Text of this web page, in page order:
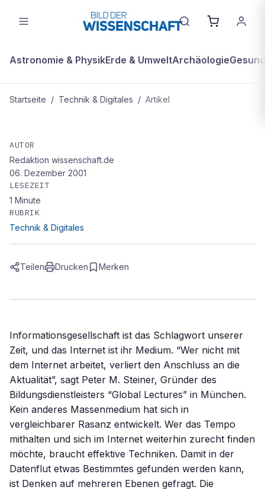
Astronomie & PhysikErde & UmweltArchäologie
Startseite / Technik & Digitales / Artikel
Vor dem Klicken denken - auf
Informationssuche im Internet
AUTOR
Redaktion wissenschaft.de
06. Dezember 2001
LESEZEIT
1 Minute
RUBRIK
Technik & Digitales
Teilen Drucken Merken
Informationsgesellschaft ist das Schlagwort unserer
Zeit, und das Internet ist ihr Medium. “Wer nicht mit
dem Internet arbeitet, verliert den Anschluss an die
Aktualität”, sagt Peter M. Steiner, Gründer des
Bildungsdienstleisters “Global Lectures” in München.
Kein anderes Massenmedium hat sich in
vergleichbarer Rasanz entwickelt. Wer das Tempo
mithalten und sich im Internet weiterhin zurecht finden
möchte, braucht effektive Techniken. Damit in der
Datenflut etwas Bestimmtes gefunden werden kann,
ist Denken auf mehreren Ebenen gefragt. Die